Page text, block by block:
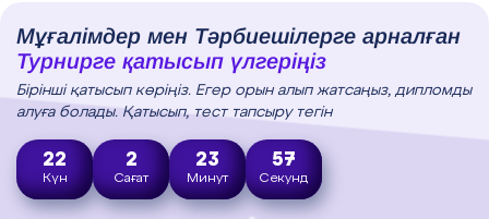
Мұғалімдер мен Тәрбиешілерге арналған
Турнирге қатысып үлгеріңіз
Бірінші қатысып көріңіз. Егер орын алып жатсаңыз, дипломды
алуға болады. Қатысып, тест тапсыру тегін
22
Күн
2
Сағат
23
Минут
56
Секунд